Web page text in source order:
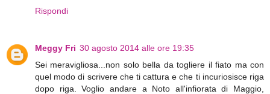
Rispondi
Meggy Fri 30 agosto 2014 alle ore 19:35
Sei meravigliosa...non solo bella da togliere il fiato ma con
quel modo di scrivere che ti cattura e che ti incuriosisce riga
dopo riga. Voglio andare a Noto all'infiorata di Maggio,